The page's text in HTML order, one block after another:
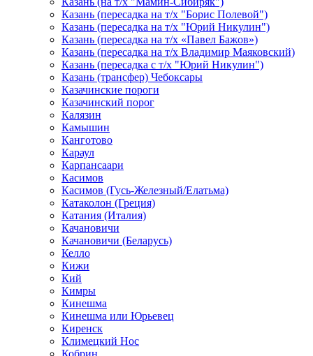
Казань (пересадка на т/х "Борис Полевой")
Казань (пересадка на т/х "Юрий Никулин")
Казань (пересадка на т/х «Павел Бажов»)
Казань (пересадка на т/х Владимир Маяковский)
Казань (пересадка с т/х "Юрий Никулин")
Казань (трансфер) Чебоксары
Казачинские пороги
Казачинский порог
Калязин
Камышин
Канготово
Караул
Карпансаари
Касимов
Касимов (Гусь-Железный/Елатьма)
Катаколон (Греция)
Катания (Италия)
Качановичи
Качановичи (Беларусь)
Келло
Кижи
Кий
Кимры
Кинешма
Кинешма или Юрьевец
Киренск
Климецкий Нос
Кобрин